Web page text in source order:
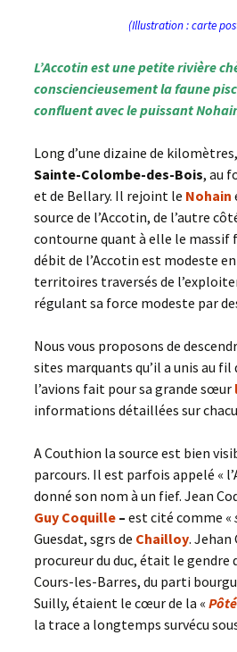
(Illustration : carte
L’Accotin est une petite rivière
consciencieusement la faune
confluent avec le puissant
Long d’une dizaine de
Sainte-Colombe-des-Bois, au
et de Bellary. Il rejoint le Nohain
source de l’Accotin, de l’autre
contourne quant à elle le massif
débit de l’Accotin est modeste
territoires traversés de
régulant sa force modeste par
Nous vous proposons de
sites marquants qu’il a unis au
l’avions fait pour sa grande sœur
informations détaillées sur
A Couthion la source est bien
parcours. Il est parfois appelé «
donné son nom à un fief. Jean
Guy Coquille – est cité comme «
Guesdat, sgrs de Chailloy. Jehan
procureur du duc, était le gendre
Cours-les-Barres, du parti
Suilly, étaient le cœur de la «
la trace a longtemps survécu